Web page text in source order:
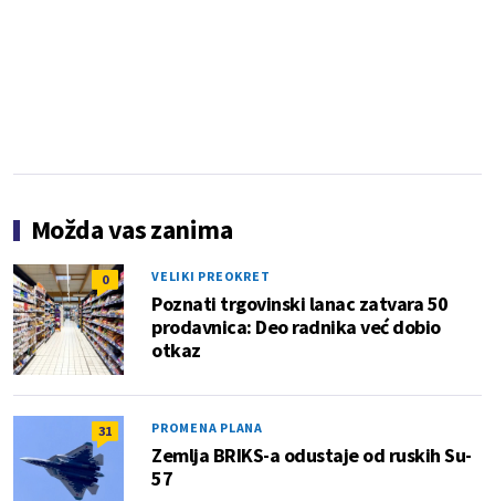
Možda vas zanima
0 VELIKI PREOKRET
Poznati trgovinski lanac zatvara 50
prodavnica: Deo radnika već dobio
otkaz
31 PROMENA PLANA
Zemlja BRIKS-a odustaje od ruskih Su-
57